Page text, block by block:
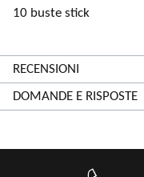
10 buste stick​
RECENSIONI
DOMANDE E RISPOSTE